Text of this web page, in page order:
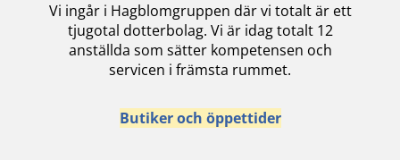
Vi ingår i Hagblomgruppen där vi totalt är ett
tjugotal dotterbolag. Vi är idag totalt 12
anställda som sätter kompetensen och
servicen i främsta rummet.
Butiker och öppettider